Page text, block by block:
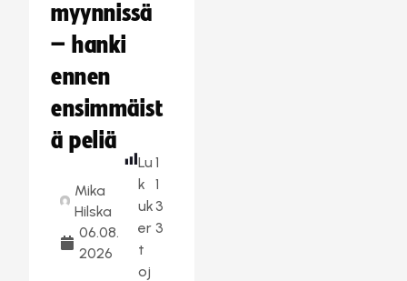
myynnissä
– hanki
ennen
ensimmäist
ä peliä
Mika
Hilska
06.08.
2026
Lu
k
uk
er
t
oj
1
1
3
3